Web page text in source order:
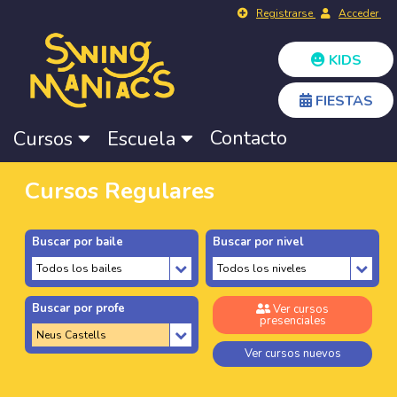
Registrarse Acceder
KIDS
FIESTAS
Cursos Escuela Contacto
Cursos Regulares
Buscar por baile Buscar por nivel
Buscar por profe Ver cursos
presenciales
Ver cursos nuevos